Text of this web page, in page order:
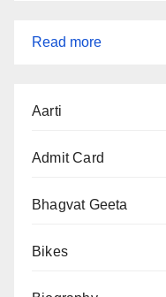
Read more:
Aarti
Admit Card
Bhagvat Geeta
Bikes